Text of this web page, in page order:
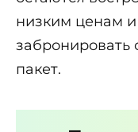
низким ценам
забронировать
пакет.